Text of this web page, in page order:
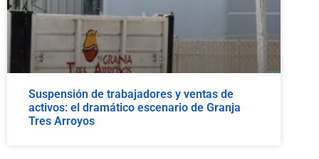
Suspensión de trabajadores y ventas de
activos: el dramático escenario de Granja
Tres Arroyos